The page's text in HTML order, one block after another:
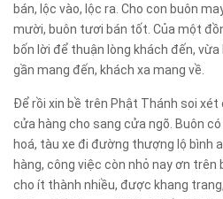
bán, lộc vào, lộc ra. Cho con buôn
mười, buôn tươi bán tốt. Của một
bốn lời để thuận lòng khách đến,
gần mang đến, khách xa mang về.
Để rồi xin bề trên Phật Thánh soi
cửa hàng cho sang cửa ngõ. Buôn
hoá, tàu xe đi đường thượng lộ bình
hàng, công việc còn nhỏ nay ơn trên
cho ít thành nhiều, được khang